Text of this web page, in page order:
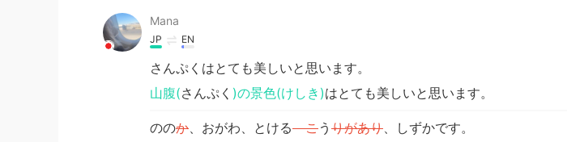
Mana
JP EN
さんぷくはとても美しいと思います。
山腹(さんぷく )の景色(けしき)はとても美しいと思います。
ののか 、おがわ、とけるこう りがあり 、しずかです。